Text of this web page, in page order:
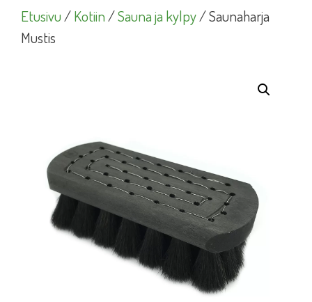
Etusivu/Kotiin/Sauna ja kylpy/ Saunaharja
Mustis